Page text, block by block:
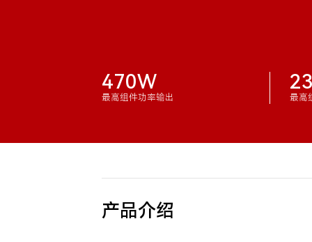
470W
最高组件功率输出 最高
产品介绍